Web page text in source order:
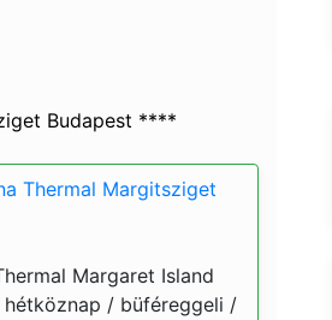
Budapest ****
Thermal Margitsziget
Margaret Island
/ büféreggeli /